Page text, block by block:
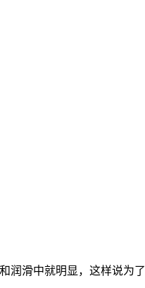
滑中就明显，这样说为